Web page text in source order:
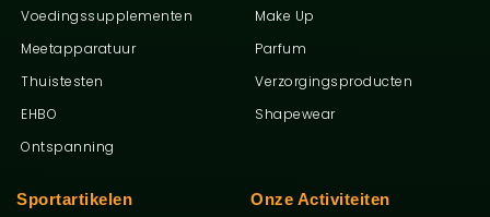
Onze Activiteiten
Sportartikelen
Make Up
Parfum
Verzorgingsproducten
Shapewear
Voedingssupplementen
Meetapparatuur
Thuistesten
EHBO
Ontspanning